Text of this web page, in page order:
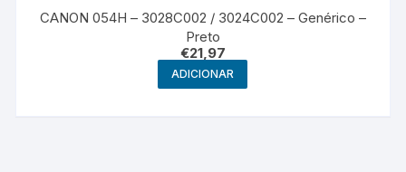
CANON 054H – 3028C002 / 3024C002 – Genérico –
Preto
€21,97
ADICIONAR